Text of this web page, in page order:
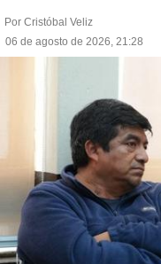
Por Cristóbal Veliz
06 de agosto de 2026, 21:28